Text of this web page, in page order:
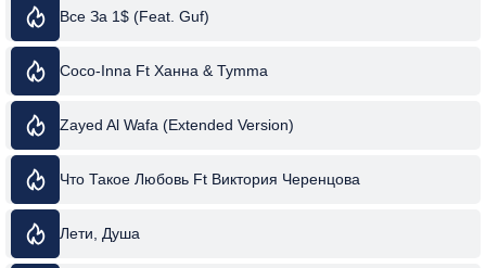
Все За 1$ (Feat. Guf)
Coco-Inna Ft Ханна & Tymma
Zayed Al Wafa (Extended Version)
Что Такое Любовь Ft Виктория Черенцова
Лети, Душа